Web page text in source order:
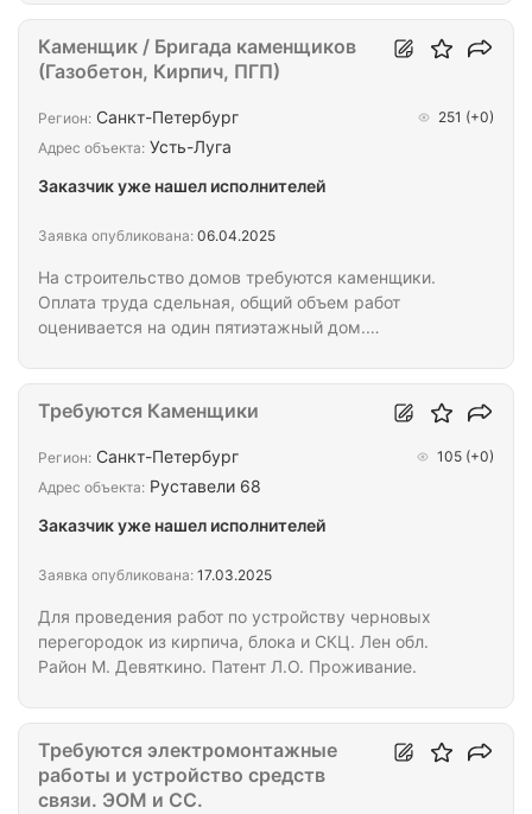
Ценники хорошие , задержек нет .
На строительство домов требуются каменщики.
Оплата труда сдельная, общий объем работ
оценивается на один пятиэтажный дом.
качественном выполнении работ. Полное
обеспечение: предоставляем жилье, инструменты
и спецодежду. Быстрый старт: возможность
приступить к работе сейчас. Даем авансирование
на питание, подпишем договор. После закрытия
первого объема готовы дать авансирование.
Каменщик / Бригада каменщиков
(Газобетон, Кирпич, ПГП)
Регион: Санкт-Петербург 251 (+0)
Адрес объекта: Усть-Луга
Заказчик уже нашел исполнителей
Заявка опубликована: 06.04.2025
Для проведения работ по устройству черновых
перегородок из кирпича, блока и СКЦ. Лен обл.
Район М. Девяткино. Патент Л.О. Проживание.
Требуются Каменщики
Регион: Санкт-Петербург 105 (+0)
Адрес объекта: Руставели 68
Заказчик уже нашел исполнителей
Заявка опубликована: 17.03.2025
Требуются электромонтажные
работы и устройство средств
связи. ЭОМ и СС.